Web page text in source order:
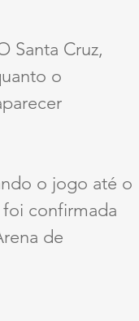
Santa Cruz,
o
o jogo até o
confirmada
de